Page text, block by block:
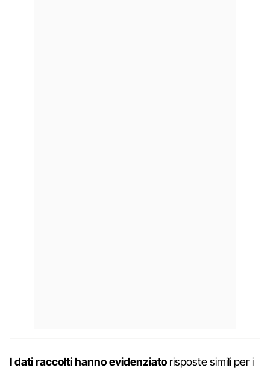
I dati raccolti hanno evidenziato risposte simili per i